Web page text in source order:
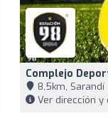
Complejo
8,5km, Sarandí
Ver dirección y